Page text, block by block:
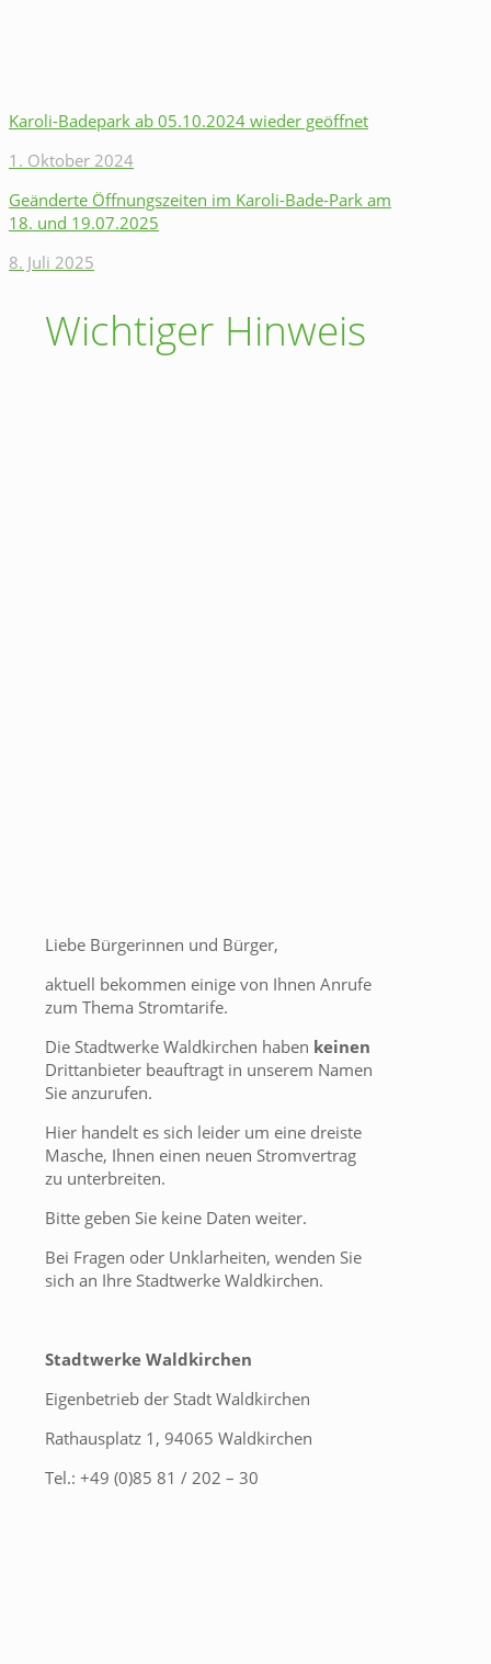
Karoli-Badepark ab 05.10.2024 wieder geöffnet
1. Oktober 2024
Geänderte Öffnungszeiten im Karoli-Bade-Park am
18. und 19.07.2025
8. Juli 2025
Wichtiger Hinweis
Liebe Bürgerinnen und Bürger,
aktuell bekommen einige von Ihnen Anrufe
zum Thema Stromtarife.
Die Stadtwerke Waldkirchen haben keinen
Drittanbieter beauftragt in unserem Namen
Sie anzurufen.
Hier handelt es sich leider um eine dreiste
Masche, Ihnen einen neuen Stromvertrag
zu unterbreiten.
Bitte geben Sie keine Daten weiter.
Bei Fragen oder Unklarheiten, wenden Sie
sich an Ihre Stadtwerke Waldkirchen.
Stadtwerke Waldkirchen
Eigenbetrieb der Stadt Waldkirchen
Rathausplatz 1, 94065 Waldkirchen
Tel.: +49 (0)85 81 / 202 – 30